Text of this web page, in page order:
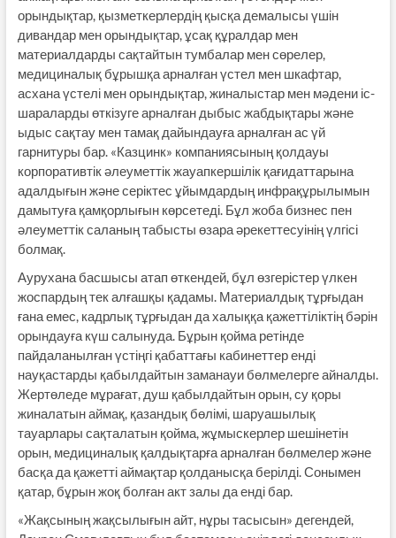
орындықтар, қызметкерлердің қысқа демалысы үшін
дивандар мен орындықтар, ұсақ құралдар мен
материалдарды сақтайтын тумбалар мен сөрелер,
медициналық бұрышқа арналған үстел мен шкафтар,
асхана үстелі мен орындықтар, жиналыстар мен мәдени іс-
шараларды өткізуге арналған дыбыс жабдықтары және
ыдыс сақтау мен тамақ дайындауға арналған ас үй
гарнитуры бар. «Казцинк» компаниясының қолдауы
корпоративтік әлеуметтік жауапкершілік қағидаттарына
адалдығын және серіктес ұйымдардың инфрақұрылымын
дамытуға қамқорлығын көрсетеді. Бұл жоба бизнес пен
әлеуметтік саланың табысты өзара әрекеттесуінің үлгісі
болмақ.
Аурухана басшысы атап өткендей, бұл өзгерістер үлкен
жоспардың тек алғашқы қадамы. Материалдық тұрғыдан
ғана емес, кадрлық тұрғыдан да халыққа қажеттіліктің бәрін
орындауға күш салынуда. Бұрын қойма ретінде
пайдаланылған үстіңгі қабаттағы кабинеттер енді
науқастарды қабылдайтын заманауи бөлмелерге айналды.
Жертөледе мұрағат, душ қабылдайтын орын, су қоры
жиналатын аймақ, қазандық бөлімі, шаруашылық
тауарлары сақталатын қойма, жұмыскерлер шешінетін
орын, медициналық қалдықтарға арналған бөлмелер және
басқа да қажетті аймақтар қолданысқа берілді. Сонымен
қатар, бұрын жоқ болған акт залы да енді бар.
«Жақсының жақсылығын айт, нұры тасысын» дегендей,